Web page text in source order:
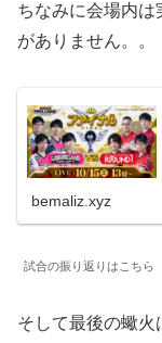
ちなみに会場内
がありません。。
bemaliz.xyz
試合の振り返りはこちら
そして最後の蠍火